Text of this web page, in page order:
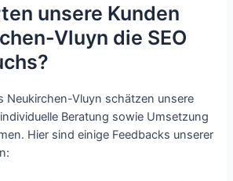
unsere Kunden
Vluyn die SEO
Neukirchen-Vluyn schätzen unsere
Beratung sowie Umsetzung
Hier sind einige Feedbacks unserer